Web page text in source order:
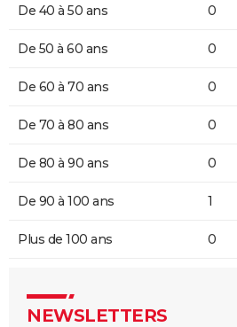
De 40 à 50 ans 0
De 50 à 60 ans 0
De 60 à 70 ans 0
De 70 à 80 ans 0
De 80 à 90 ans 0
De 90 à 100 ans 1
Plus de 100 ans 0
NEWSLETTERS